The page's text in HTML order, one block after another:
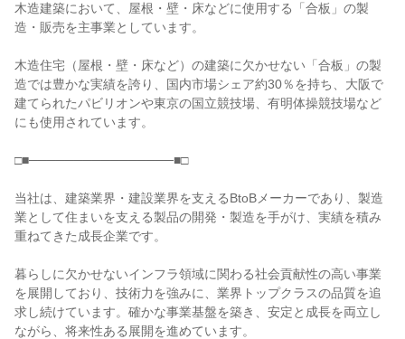
木造建築において、屋根・壁・床などに使用する「合板」の製
造・販売を主事業としています。
木造住宅（屋根・壁・床など）の建築に欠かせない「合板」の製
造では豊かな実績を誇り、国内市場シェア約30％を持ち、大阪で
建てられたパビリオンや東京の国立競技場、有明体操競技場など
にも使用されています。
□■────────────────■□
当社は、建築業界・建設業界を支えるBtoBメーカーであり、製造
業として住まいを支える製品の開発・製造を手がけ、実績を積み
重ねてきた成長企業です。
暮らしに欠かせないインフラ領域に関わる社会貢献性の高い事業
を展開しており、技術力を強みに、業界トップクラスの品質を追
求し続けています。確かな事業基盤を築き、安定と成長を両立し
ながら、将来性ある展開を進めています。